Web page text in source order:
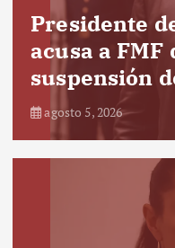
Presidente
acusa a FMF
suspensión
agosto 5, 2026